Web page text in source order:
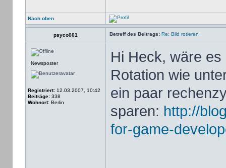
Nach oben
psyco001 Betreff des Beitrags: Re: Bild rotieren
Newsposter
Registriert:12.03.2007, 10:42
Beiträge:338
Wohnort:Berlin
Hi Heck, wäre
Rotation wie
ein paar
sparen: http://
for-game-